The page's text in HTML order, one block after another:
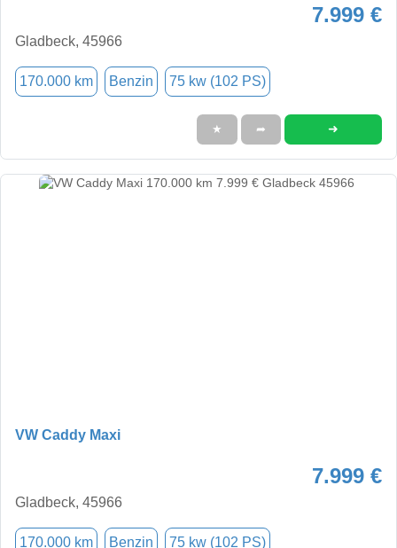
7.999 €
Gladbeck, 45966
170.000 km Benzin 75 kw (102 PS)
★ ➦ ➜
VW Caddy Maxi
7.999 €
Gladbeck, 45966
170.000 km Benzin 75 kw (102 PS)